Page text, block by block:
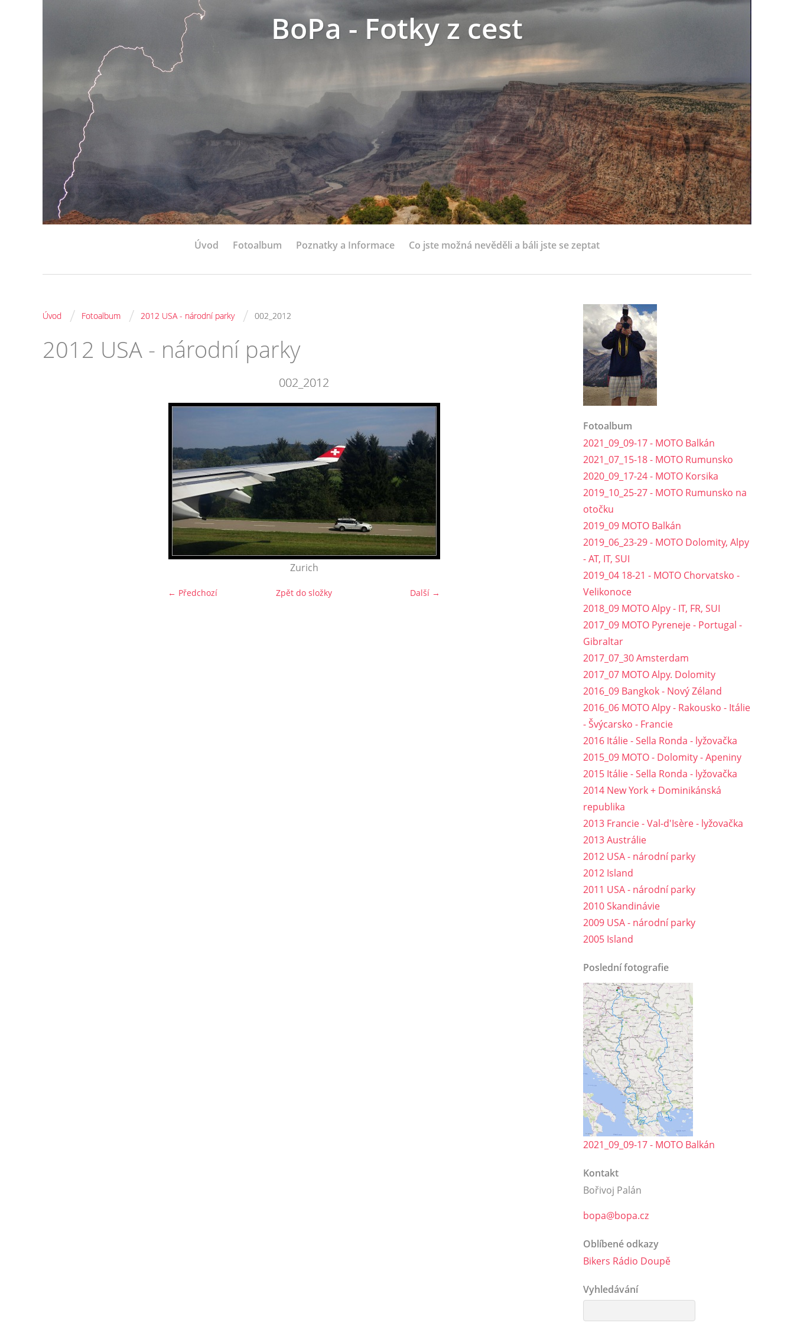
BoPa - Fotky z cest
Úvod Fotoalbum Poznatky a Informace Co jste možná nevěděli a báli jste se zeptat
Úvod / Fotoalbum / 2012 USA - národní parky / 002_2012
2012 USA - národní parky
002_2012
Zurich
← Předchozí Další →
Zpět do složky
Fotoalbum
2021_09_09-17 - MOTO Balkán
2021_07_15-18 - MOTO Rumunsko
2020_09_17-24 - MOTO Korsika
2019_10_25-27 - MOTO Rumunsko na
otočku
2019_09 MOTO Balkán
2019_06_23-29 - MOTO Dolomity, Alpy
- AT, IT, SUI
2019_04 18-21 - MOTO Chorvatsko -
Velikonoce
2018_09 MOTO Alpy - IT, FR, SUI
2017_09 MOTO Pyreneje - Portugal -
Gibraltar
2017_07_30 Amsterdam
2017_07 MOTO Alpy. Dolomity
2016_09 Bangkok - Nový Zéland
2016_06 MOTO Alpy - Rakousko - Itálie
- Švýcarsko - Francie
2016 Itálie - Sella Ronda - lyžovačka
2015_09 MOTO - Dolomity - Apeniny
2015 Itálie - Sella Ronda - lyžovačka
2014 New York + Dominikánská
republika
2013 Francie - Val-d'Isère - lyžovačka
2013 Austrálie
2012 USA - národní parky
2012 Island
2011 USA - národní parky
2010 Skandinávie
2009 USA - národní parky
2005 Island
Poslední fotografie
2021_09_09-17 - MOTO Balkán
Kontakt
Bořivoj Palán
bopa@bopa.cz
Oblíbené odkazy
Bikers Rádio Doupě
Vyhledávání